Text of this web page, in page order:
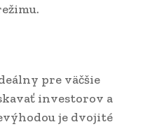
pre väčšie
investorov a
je dvojité